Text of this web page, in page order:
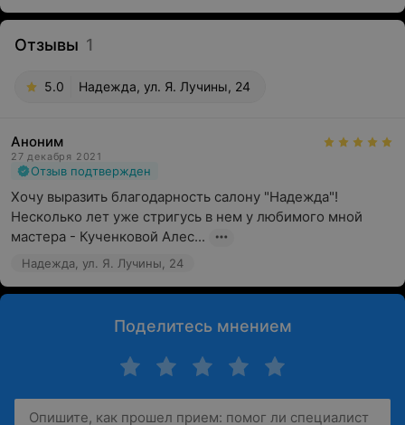
Отзывы 1
5.0 Надежда, ул. Я. Лучины, 24
Аноним
27 декабря 2021
Отзыв подтвержден
Хочу выразить благодарность салону "Надежда"!
Несколько лет уже стригусь в нем у любимого мной
мастера - Кученковой Алес...
Надежда, ул. Я. Лучины, 24
Поделитесь мнением